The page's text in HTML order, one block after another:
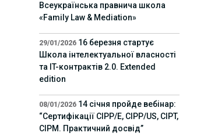
Всеукраїнська правнича школа
«Family Law & Mediation»
29/01/2026 16 березня стартує
Школа інтелектуальної власності
та IT-контрактів 2.0. Extended
edition
08/01/2026 14 січня пройде вебінар:
“Сертифікації СІРР/Е, CIPP/US, CIPT,
CIPM. Практичний досвід”